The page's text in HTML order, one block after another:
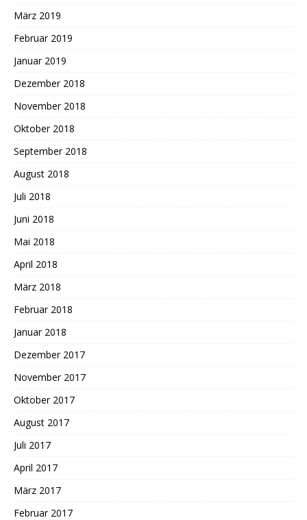
März 2019
Februar 2019
Januar 2019
Dezember 2018
November 2018
Oktober 2018
September 2018
August 2018
Juli 2018
Juni 2018
Mai 2018
April 2018
März 2018
Februar 2018
Januar 2018
Dezember 2017
November 2017
Oktober 2017
August 2017
Juli 2017
April 2017
März 2017
Februar 2017